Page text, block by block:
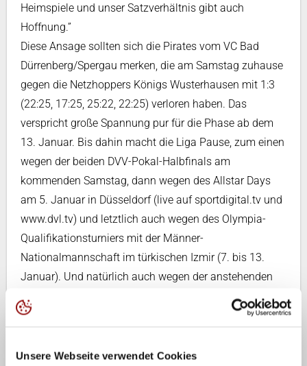
Unsere Webseite verwendet Cookies
Heimspiele und unser Satzverhältnis gibt auch
Hoffnung.”
Diese Ansage sollten sich die Pirates vom VC Bad
Dürrenberg/Spergau merken, die am Samstag zuhause
gegen die Netzhoppers Königs Wusterhausen mit 1:3
(22:25, 17:25, 25:22, 22:25) verloren haben. Das
verspricht große Spannung pur für die Phase ab dem
13. Januar. Bis dahin macht die Liga Pause, zum einen
wegen der beiden DVV-Pokal-Halbfinals am
kommenden Samstag, dann wegen des Allstar Days
am 5. Januar in Düsseldorf (live auf sportdigital.tv und
www.dvl.tv) und letztlich auch wegen des Olympia-
Qualifikationsturniers mit der Männer-
Nationalmannschaft im türkischen Izmir (7. bis 13.
Januar). Und natürlich auch wegen der anstehenden
Feiertage, die mancher Erstligist als besinnliche Phase
dringend benötigt.
gegen den Moerser SC klare Führungen (16:10 im 1.